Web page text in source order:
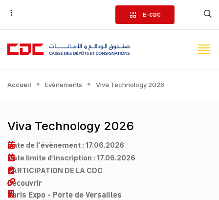
Aller
contenu
principal
E-CDC
Accueil Evènements Viva Technology 2026
Viva Technology 2026
Date de l'évènement : 17.06.2026
Date limite d’inscription : 17.06.2026
PARTICIPATION DE LA CDC
Découvrir
Paris Expo - Porte de Versailles